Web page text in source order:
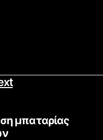
μπαταρίας